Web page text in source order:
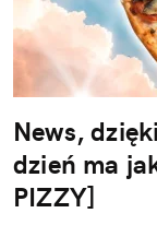
News,
dzień ma
PIZZY]